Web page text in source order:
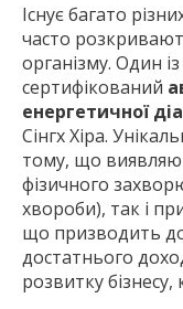
Існує багато
часто
організму. Один
сертифікований
енергетичної
Сінгх Хіра.
тому, що
фізичного
хвороби), так і
що призводить
достатнього
розвитку